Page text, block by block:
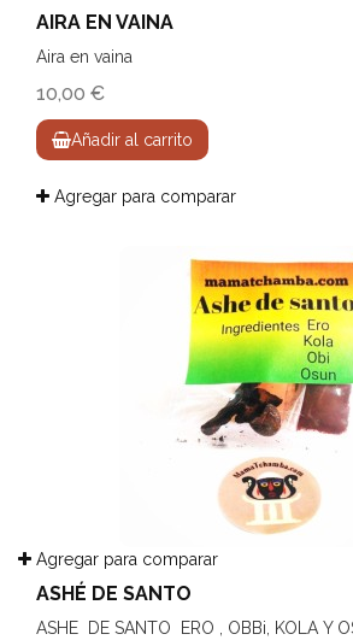
AIRA EN VAINA
Aira en vaina
10,00 €
Añadir al carrito
Agregar para comparar
Agregar para comparar
ASHÉ DE SANTO
ASHE DE SANTO ERO , OBBi, KOLA Y